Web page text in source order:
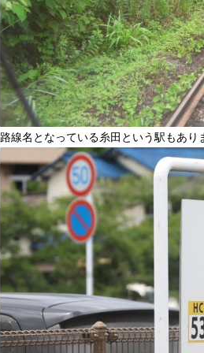
路線名となっている糸田という駅もあり